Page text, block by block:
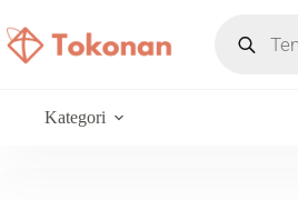
Kategori